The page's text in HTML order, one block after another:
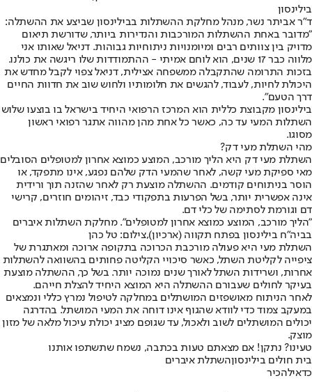
בילינסון
ד"ר אביתר נשר, מנהל מחלקת ההשתלות בבילינסון שביצע את ההשתלה:
"מדובר באחת ההשתלות המורכבות והנדירות ביותר, שדורשת תיאום
מדויק בין צוותים רבים ומיומנויות ניתוחיות גבוהות. דניאל שאותו אני
מלווה כבר 17 שנים, הוא לוחם אמיתי - ההתמודדות שלו ריגשה את כולנו.
בזכות התרומה שהתקבלה ממשפחה אצילית, דניאל צפוי לקבל מחדש את
היכולת לחיות, לעבוד, להגשים את חלומותיו ולחוש שוב את חדוות החיים
דרך הטעם".
בילינסון מקבוצת כללית הוא המרכז הרפואי היחיד בישראל בו בוצעו שלוש
השתלות המעי עד כה, כאשר כל אחת מהן מהווה אתגר רפואי ראשון
מסוגו.
מהי השתלת מעי דק?
השתלת מעי דק היא הליך מורכב, המוצע כמוצא אחרון למטופלים הסובלים
מאי ספיקת מעי קשה, לאחר שהמעי הדק שלהם נפגע, אינו מתפקד, או
הוסר בניתוחים קודמים. ההשתלה מוצעת רק לאחר שהזנה תוך ורידית
אינה אפשרית יותר, בשל הפרעות בתפקודי כבד, זיהומים חוזרים, קרישי
דם וגורמת לסתימה של כלי דם.
"הליך מורכב, המוצע כמוצא אחרון למטופלים". מחלקת השתלות איברים
בביה"ח בילינסון בפתח תקווה (ארכיון),צילום: טל כהן
השתלת מעי היא פעולה מורכבת הכרוכה בתקופה ארוכה ומאתגרת של
ציפייה לקליטת השתל, כאשר סיכויי הקליטה פחותים בהשוואה להשתלות
אחרות, ושרידות השתל לאורך שנים נמוכה יותר. בשל כך, ההשתלה מוצעת
בעיקר לחולים שעבורם ההשתלה היא המוצא היחיד להצלת חייהם.
לאחר הניתוח מאושפזים המושתלים במחלקה לטיפול נמרץ כללי ונמצאים
במעקב צמוד כדי לוודא שהגוף אינו דוחה את המעי המושתל. בהדרגה
יכולים המושתלים לשוב ולאכול, עד שגופם מציג יכולת עיכול מלאה של מזון
מוצק.
טעינו? נתקן! אם מצאתם טעות בכתבה, נשמח שתשתפו אותנו
בית חולים בילינסוןהשתלת איברים
כדאילהכיר